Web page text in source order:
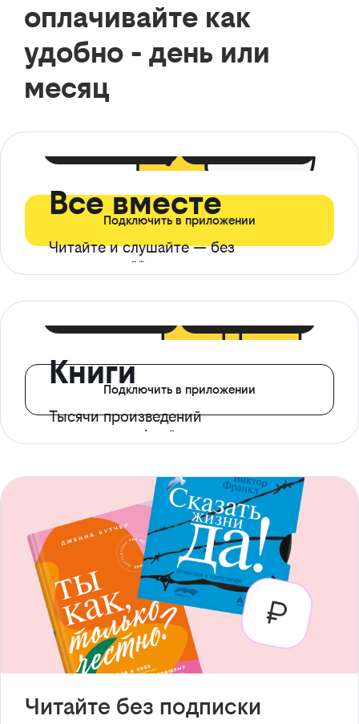
оплачивайте как
удобно - день или
месяц
Все вместе
Читайте и слушайте — без
ограничений*
Подключить в приложении
Книги
Тысячи произведений
с доступом офлайн
Подключить в приложении
Читайте без подписки